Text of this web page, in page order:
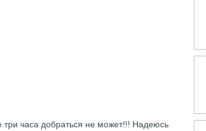
три часа добраться не может!!! Надеюсь